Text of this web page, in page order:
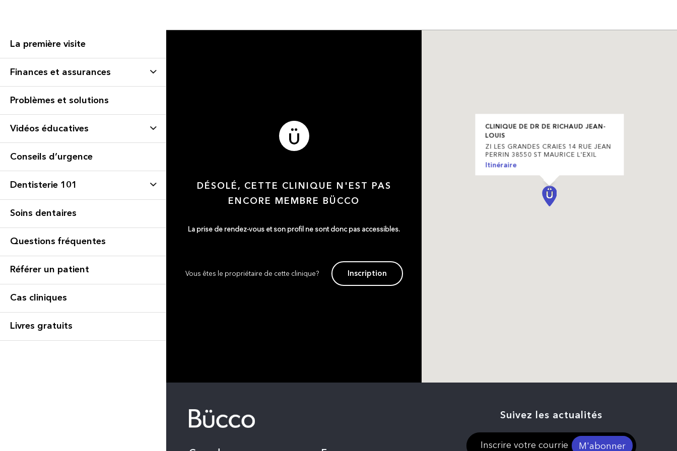
La première visite
Finances et assurances
Problèmes et solutions
Vidéos éducatives
Conseils d’urgence
Dentisterie 101
Soins dentaires
Questions fréquentes
Référer un patient
Cas cliniques
Livres gratuits
DÉSOLÉ, CETTE CLINIQUE N'EST PAS
ENCORE MEMBRE BÜCCO
La prise de rendez-vous et son profil ne sont donc pas accessibles.
Vous êtes le propriétaire de cette clinique? Inscription
CLINIQUE DE DR DE RICHAUD JEAN-
LOUIS
ZI LES GRANDES CRAIES 14 RUE JEAN
PERRIN 38550 ST MAURICE L'EXIL
Itinéraire
Suivez les actualités
M'abonner